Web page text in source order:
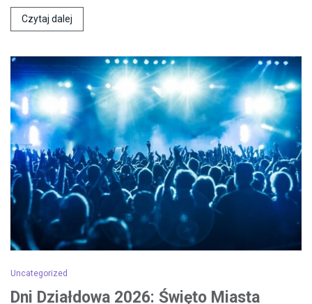
Czytaj dalej
Uncategorized
Dni Działdowa 2026: Święto Miasta